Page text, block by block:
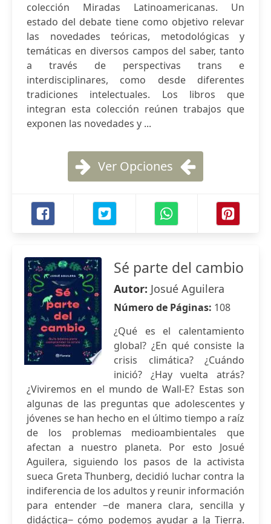
colección Miradas Latinoamericanas. Un
estado del debate tiene como objetivo relevar
las novedades teóricas, metodológicas y
temáticas en diversos campos del saber, tanto
a través de perspectivas trans e
interdisciplinares, como desde diferentes
tradiciones intelectuales. Los libros que
integran esta colección reúnen trabajos que
exponen las novedades y ...
Ver Opciones
Sé parte del cambio
Autor: Josué Aguilera
Número de Páginas: 108
¿Qué es el calentamiento
global? ¿En qué consiste la
crisis climática? ¿Cuándo
inició? ¿Hay vuelta atrás?
¿Viviremos en el mundo de Wall-E? Estas son
algunas de las preguntas que adolescentes y
jóvenes se han hecho en el último tiempo a raíz
de los problemas medioambientales que
afectan a nuestro planeta. Por esto Josué
Aguilera, siguiendo los pasos de la activista
sueca Greta Thunberg, decidió luchar contra la
indiferencia de los adultos y reunir información
para entender ‒de manera clara, sencilla y
didáctica‒ cómo podemos ayudar a la Tierra.